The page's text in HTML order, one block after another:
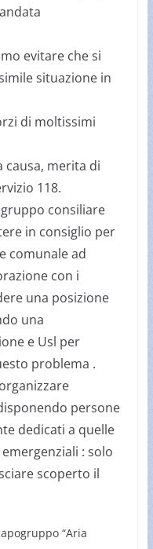
evitare che si
situazione in
di moltissimi
merita di
118.
consiliare
in consiglio per
comunale ad
con i
una posizione
una
e Usl per
problema .
persone
dedicati a quelle
: solo
scoperto il
“Aria